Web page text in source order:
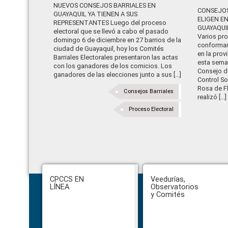
NUEVOS CONSEJOS BARRIALES EN
GUAYAQUIL YA TIENEN A SUS
REPRESENTANTES Luego del proceso
electoral que se llevó a cabo el pasado
domingo 6 de diciembre en 27 barrios de la
ciudad de Guayaquil, hoy los Comités
Barriales Electorales presentaron las actas
con los ganadores de los comicios. Los
ganadores de las elecciones junto a sus [...]
Consejos Barriales
Proceso Electoral
ELIGEN
Varios
en la
esta
Consejo
Control
Rosa de
realizó [...]
Footer
CPCCS EN
LÍNEA
Veedurías,
Observatorios
y Comités